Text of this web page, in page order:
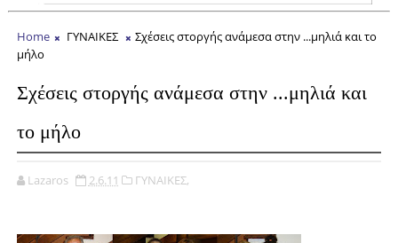
Home ΓΥΝΑΙΚΕΣ
Σχέσεις στοργής ανάμεσα στην ...μηλιά και το
μήλο
Σχέσεις στοργής ανάμεσα στην ...μηλιά και
το μήλο
Lazaros 2.6.11 ΓΥΝΑΙΚΕΣ,